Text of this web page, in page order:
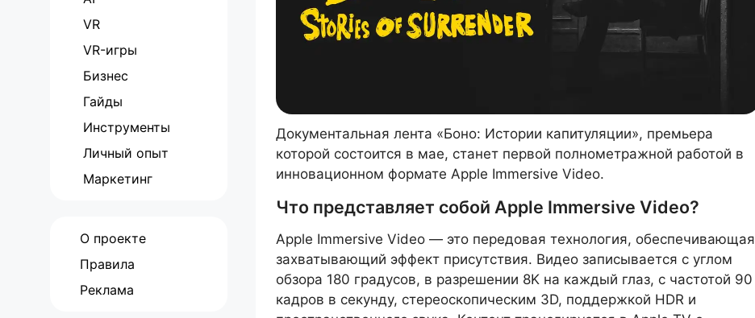
Документальная лента «Боно: Истории капитуляции», премьера
которой состоится в мае, станет первой полнометражной работой в
инновационном формате Apple Immersive Video.
Что представляет собой Apple Immersive Video?
Apple Immersive Video — это передовая технология, обеспечивающая
захватывающий эффект присутствия. Видео записывается с углом
обзора 180 градусов, в разрешении 8K на каждый глаз, с частотой 90
кадров в секунду, стереоскопическим 3D, поддержкой HDR и
VR
VR-игры
Бизнес
Гайды
Инструменты
Личный опыт
Маркетинг
О проекте
Правила
Реклама